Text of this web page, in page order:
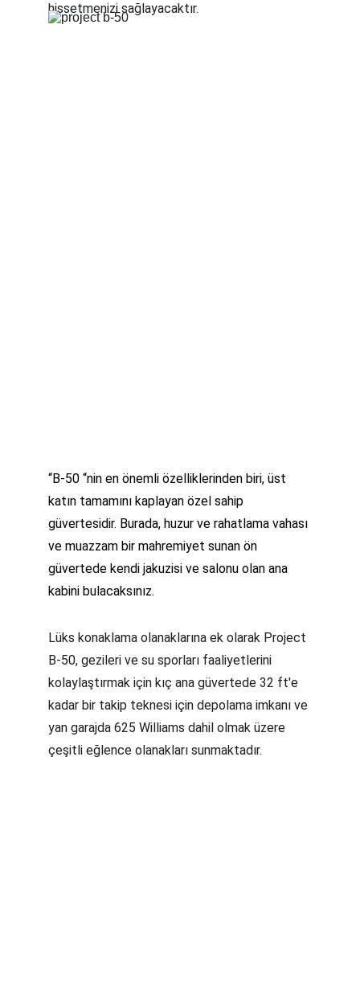
hissetmenizi sağlayacaktır.
“B-50 “nin en önemli özelliklerinden biri, üst
katın tamamını kaplayan özel sahip
güvertesidir. Burada, huzur ve rahatlama vahası
ve muazzam bir mahremiyet sunan ön
güvertede kendi jakuzisi ve salonu olan ana
kabini bulacaksınız.
Lüks konaklama olanaklarına ek olarak Project
B-50, gezileri ve su sporları faaliyetlerini
kolaylaştırmak için kıç ana güvertede 32 ft'e
kadar bir takip teknesi için depolama imkanı ve
yan garajda 625 Williams dahil olmak üzere
çeşitli eğlence olanakları sunmaktadır.